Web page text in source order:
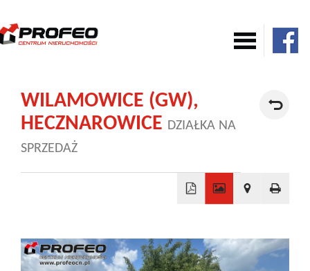
Komercja
WILAMOWICE (GW),
HECZNAROWICE DZIAŁKA NA
SPRZEDAŻ
−